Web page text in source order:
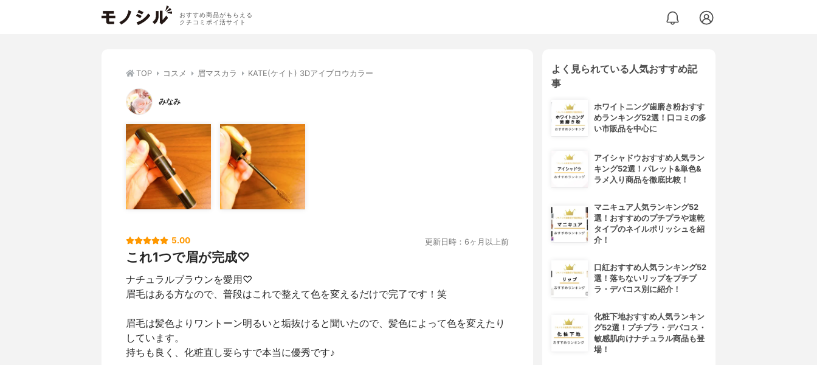
おすすめ商品がもらえる
クチコミポイ活サイト
TOP コスメ 眉マスカラ KATE(ケイト) 3Dアイブロウカラー
みなみ
5.00 更新日時：6ヶ月以上前
これ1つで眉が完成♡
ナチュラルブラウンを愛用♡
眉毛はある方なので、普段はこれで整えて色を変えるだけで完了です！笑
眉毛は髪色よりワントーン明るいと垢抜けると聞いたので、髪色によって色を変えたり
しています。
持ちも良く、化粧直し要らすで本当に優秀です♪
よく見られている人気おすすめ記
事
ホワイトニング歯磨き粉おすす
めランキング52選！口コミの多
い市販品を中心に
アイシャドウおすすめ人気ラン
キング52選！パレット&単色&
ラメ入り商品を徹底比較！
マニキュア人気ランキング52
選！おすすめのプチプラや速乾
タイプのネイルポリッシュを紹
介！
口紅おすすめ人気ランキング52
選！落ちないリップをプチプ
ラ・デパコス別に紹介！
化粧下地おすすめ人気ランキン
グ52選！プチプラ・デパコス・
敏感肌向けナチュラル商品も登
場！